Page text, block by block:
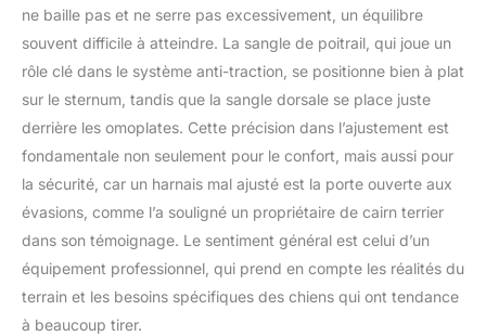
Fièrement fabriqué aux
États-Unis, notre harnais
robuste pour chien
dispose d'un matériel en
acier inoxydable et d'une
sangle en nylon durable.
Haute solidité : les
éléments en acier
inoxydable utilisés sur le
harnais anti-traction
pour chien ne rouillent
pas et la sangle en nylon
que soit la force avec
ne baille pas et ne serre pas excessivement, un équilibre
souvent difficile à atteindre. La sangle de poitrail, qui joue un
rôle clé dans le système anti-traction, se positionne bien à plat
sur le sternum, tandis que la sangle dorsale se place juste
derrière les omoplates. Cette précision dans l’ajustement est
fondamentale non seulement pour le confort, mais aussi pour
la sécurité, car un harnais mal ajusté est la porte ouverte aux
évasions, comme l’a souligné un propriétaire de cairn terrier
dans son témoignage. Le sentiment général est celui d’un
équipement professionnel, qui prend en compte les réalités du
terrain et les besoins spécifiques des chiens qui ont tendance
à beaucoup tirer.